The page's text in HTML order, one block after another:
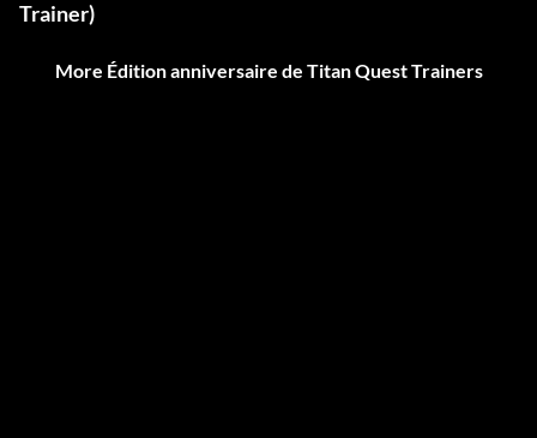
Trainer)
More Édition anniversaire de Titan Quest Trainers